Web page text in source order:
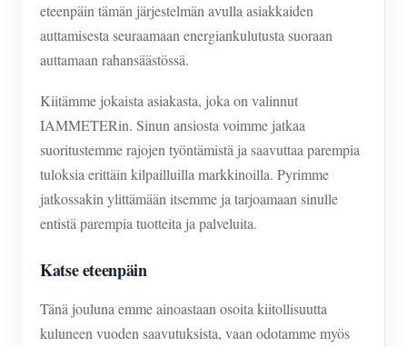
eteenpäin tämän järjestelmän avulla asiakkaiden
auttamisesta seuraamaan energiankulutusta suoraan
auttamaan rahansäästössä.
Kiitämme jokaista asiakasta, joka on valinnut
IAMMETERin. Sinun ansiosta voimme jatkaa
suoritustemme rajojen työntämistä ja saavuttaa parempia
tuloksia erittäin kilpailluilla markkinoilla. Pyrimme
jatkossakin ylittämään itsemme ja tarjoamaan sinulle
entistä parempia tuotteita ja palveluita.
Katse eteenpäin
Tänä jouluna emme ainoastaan osoita kiitollisuutta
kuluneen vuoden saavutuksista, vaan odotamme myös